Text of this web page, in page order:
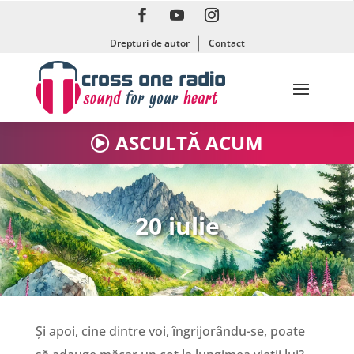
Drepturi de autor Contact
ASCULTĂ ACUM
20 iulie
Și apoi, cine dintre voi, îngrijorându-se, poate
7 iulie
8 iulie
10 iulie
11 iulie